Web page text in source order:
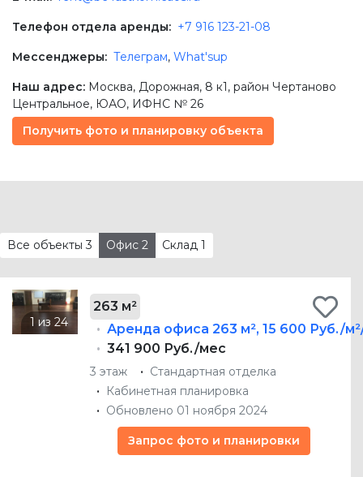
Телефон отдела аренды: +7 916 123-21-08
Мессенджеры: Телеграм, What'sup
Наш адрес: Москва, Дорожная, 8 к1, район Чертаново
Центральное, ЮАО, ИФНС № 26
Получить фото и планировку объекта
Все объекты 3 Офис 2 Склад 1
263 м²
Аренда офиса 263 м², 15 600 Руб./
341 900 Руб./мес
3 этаж
Стандартная отделка
Кабинетная планировка
Обновлено 01 ноября 2024
Запрос фото и планировки